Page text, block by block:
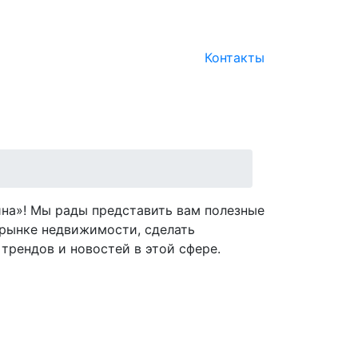
Контакты
Мы рады представить вам полезные
недвижимости, сделать
и новостей в этой сфере.